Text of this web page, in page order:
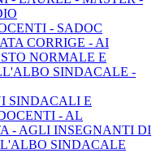
- SADOC
CORRIGE - AI
NORMALE E
SINDACALE -
SINDACALI E
- AL
- AGLI INSEGNANTI DI
SINDACALE